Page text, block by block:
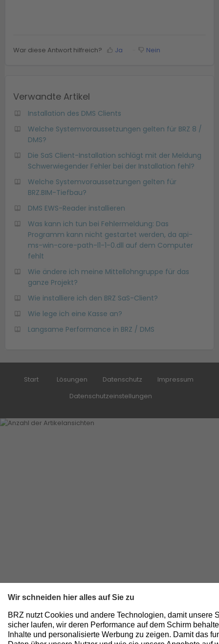
War diese Antwort hilfreich? Ja Nein
Verwandte Artikel
Installation des DMS Clients
Welche Systemvoraussetzungen gelten für BRZ 8 /
DMS?
Die SaS Client-Installation schlägt mit der Meldung
Schwerwiegender Fehler bei der Installation fehl?
Welche Systemvoraussetzungen gelten für
BRZ.BIM-Tiefbau?
DMS EWS-Reader installieren
Was kann ich tun bei Fehlermeldung: Das
Programm kann nicht gestartet werden, da api-
ms-win-core-path-l1-1-0.dll auf dem Computer
fehlt
Wie ändere ich meine Mittellohngruppe für das
ganze Projekt?
Wie installiere ich den BRZ SaS-Client?
Wie lege ich eine Kasse an?
Langsame Performance in BRZ / DMS
Start Lösungen Datenschutz
Impressum
Datenschutzeinstellungen